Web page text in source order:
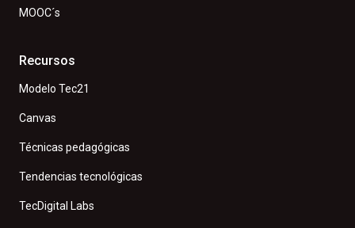
MOOC´s
Recursos
Modelo Tec21
Canvas
Técnicas pedagógicas
Tendencias tecnológicas
TecDigital Labs